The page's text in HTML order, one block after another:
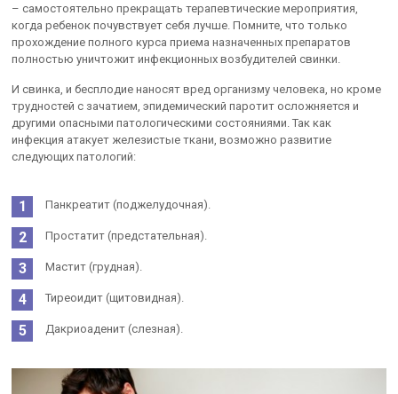
– самостоятельно прекращать терапевтические мероприятия,
когда ребенок почувствует себя лучше. Помните, что только
прохождение полного курса приема назначенных препаратов
полностью уничтожит инфекционных возбудителей свинки.
И свинка, и бесплодие наносят вред организму человека, но кроме
трудностей с зачатием, эпидемический паротит осложняется и
другими опасными патологическими состояниями. Так как
инфекция атакует железистые ткани, возможно развитие
следующих патологий:
Панкреатит (поджелудочная).
Простатит (предстательная).
Мастит (грудная).
Тиреоидит (щитовидная).
Дакриоаденит (слезная).